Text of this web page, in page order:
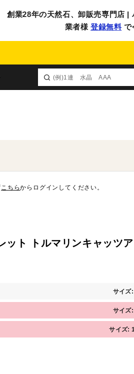
創業28年の天然石、卸販売専門店 |
業者様 登録無料で
こちらからログインしてください。
ット トルマリンキャッツ
サイズ
サイズ
サイズ: